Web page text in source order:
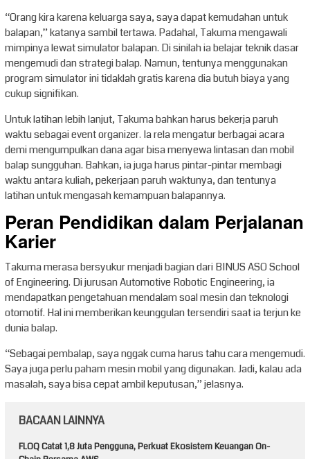
“Orang kira karena keluarga saya, saya dapat kemudahan untuk
balapan,” katanya sambil tertawa. Padahal, Takuma mengawali
mimpinya lewat simulator balapan. Di sinilah ia belajar teknik dasar
mengemudi dan strategi balap. Namun, tentunya menggunakan
program simulator ini tidaklah gratis karena dia butuh biaya yang
cukup signifikan.
Untuk latihan lebih lanjut, Takuma bahkan harus bekerja paruh
waktu sebagai event organizer. Ia rela mengatur berbagai acara
demi mengumpulkan dana agar bisa menyewa lintasan dan mobil
balap sungguhan. Bahkan, ia juga harus pintar-pintar membagi
waktu antara kuliah, pekerjaan paruh waktunya, dan tentunya
latihan untuk mengasah kemampuan balapannya.
Peran Pendidikan dalam Perjalanan
Karier
Takuma merasa bersyukur menjadi bagian dari BINUS ASO School
of Engineering. Di jurusan Automotive Robotic Engineering, ia
mendapatkan pengetahuan mendalam soal mesin dan teknologi
otomotif. Hal ini memberikan keunggulan tersendiri saat ia terjun ke
dunia balap.
“Sebagai pembalap, saya nggak cuma harus tahu cara mengemudi.
Saya juga perlu paham mesin mobil yang digunakan. Jadi, kalau ada
masalah, saya bisa cepat ambil keputusan,” jelasnya.
BACAAN LAINNYA
FLOQ Catat 1,8 Juta Pengguna, Perkuat Ekosistem Keuangan On-